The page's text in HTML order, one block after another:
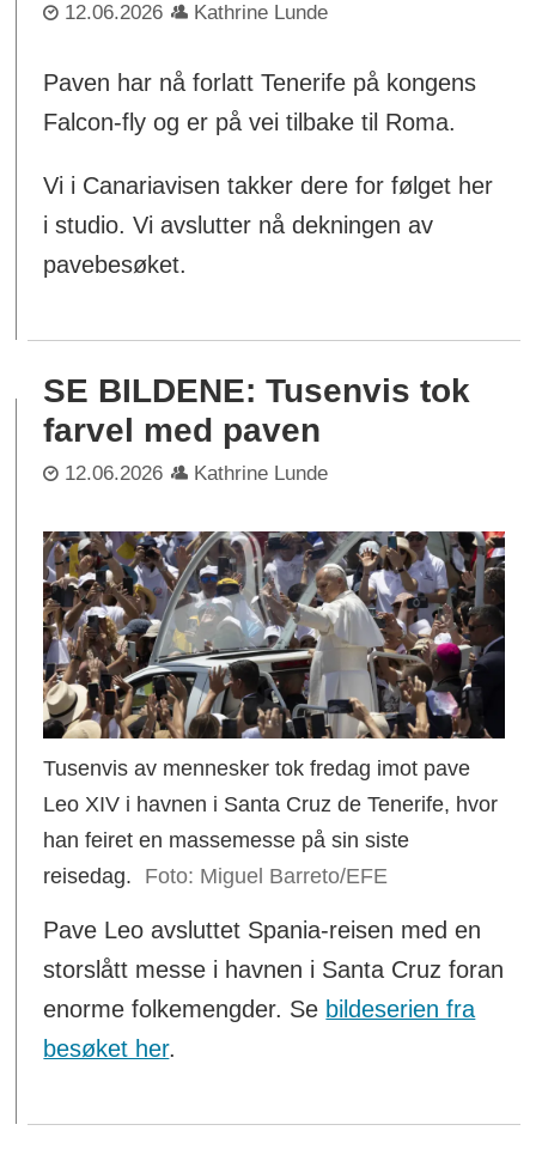
12.06.2026 Kathrine Lunde
Paven har nå forlatt Tenerife på kongens
Falcon-fly og er på vei tilbake til Roma.
Vi i Canariavisen takker dere for følget her
i studio. Vi avslutter nå dekningen av
pavebesøket.
SE BILDENE: Tusenvis tok
farvel med paven
12.06.2026 Kathrine Lunde
Tusenvis av mennesker tok fredag imot pave
Leo XIV i havnen i Santa Cruz de Tenerife, hvor
han feiret en massemesse på sin siste
reisedag.
Miguel Barreto/EFE
Pave Leo avsluttet Spania-reisen med en
storslått messe i havnen i Santa Cruz foran
enorme folkemengder. Se bildeserien fra
besøket her.